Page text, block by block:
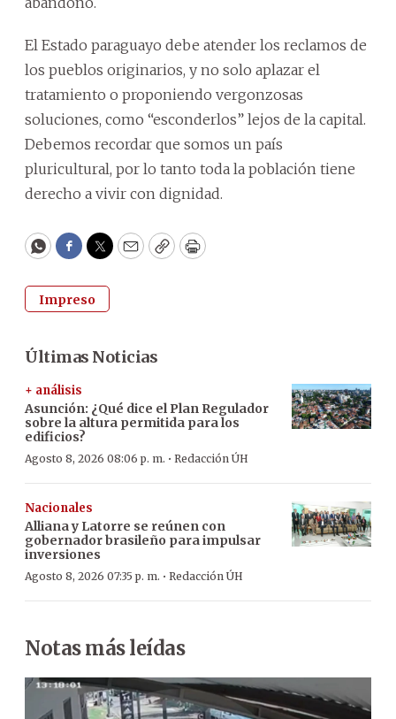
El Estado paraguayo debe atender los reclamos de
los pueblos originarios, y no solo aplazar el
tratamiento o proponiendo vergonzosas
soluciones, como “esconderlos” lejos de la capital.
Debemos recordar que somos un país
pluricultural, por lo tanto toda la población tiene
derecho a vivir con dignidad.
WhatsApp
Facebook
Twitter
EmailCopyPrint
Impreso
Últimas Noticias
+ análisis
Asunción: ¿Qué dice el Plan Regulador
sobre la altura permitida para los
edificios?
Agosto 8, 2026 08:06 p. m. · Redacción ÚH
Nacionales
Alliana y Latorre se reúnen con
gobernador brasileño para impulsar
inversiones
Agosto 8, 2026 07:35 p. m. · Redacción ÚH
Notas más leídas